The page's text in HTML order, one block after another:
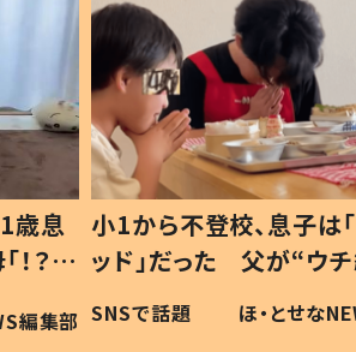
歳息
？」
編集部
小1から不登校、息子は
ッド」だった 父が“ウ
作り続ける理由とは #
#令和の子
SNSで話題 ほ・とせな